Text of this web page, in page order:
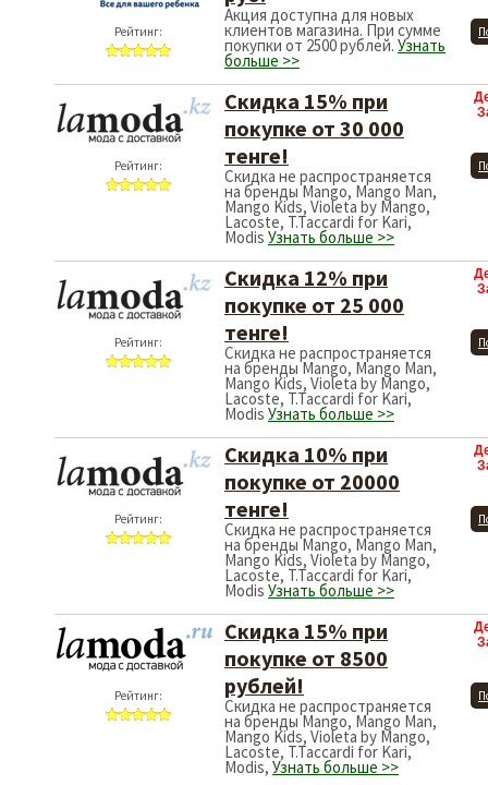
Рейтинг:
Акция доступна для новых
клиентов магазина. При сумме
покупки от 2500 рублей. Узнать
больше >>
Рейтинг:
Скидка 15% при
покупке от 30 000
тенге!
Скидка не распространяется
на бренды Mango, Mango Man,
Mango Kids, Violeta by Mango,
Lacoste, T.Taccardi for Kari,
Modis Узнать больше >>
Рейтинг:
Скидка 12% при
покупке от 25 000
тенге!
Скидка не распространяется
на бренды Mango, Mango Man,
Mango Kids, Violeta by Mango,
Lacoste, T.Taccardi for Kari,
Modis Узнать больше >>
Рейтинг:
Скидка 10% при
покупке от 20000
тенге!
Скидка не распространяется
на бренды Mango, Mango Man,
Mango Kids, Violeta by Mango,
Lacoste, T.Taccardi for Kari,
Modis Узнать больше >>
Рейтинг:
Скидка 15% при
покупке от 8500
рублей!
Скидка не распространяется
на бренды Mango, Mango Man,
Mango Kids, Violeta by Mango,
Lacoste, T.Taccardi for Kari,
Modis, Узнать больше >>